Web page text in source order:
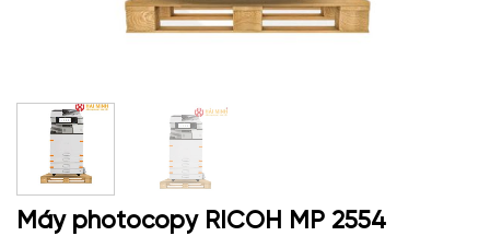
Máy photocopy RICOH MP 2554